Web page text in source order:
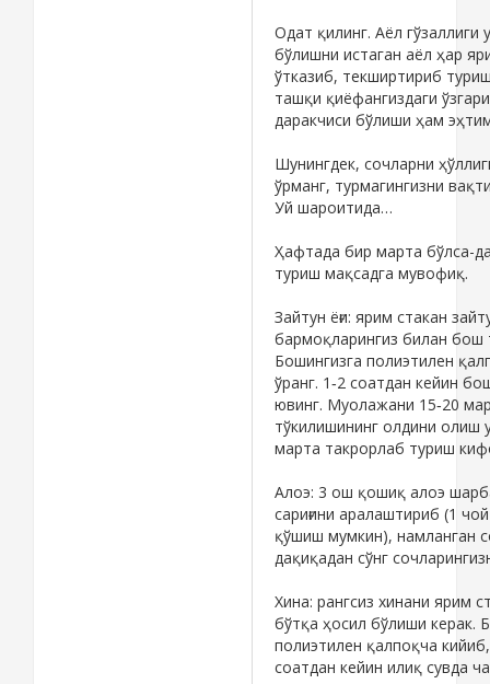
Одат қилинг. Аёл гўзаллиги
бўлишни истаган аёл ҳар
ўтказиб, текширтириб
ташқи қиёфангиздаги
даракчиси бўлиши ҳам
Шунингдек, сочларни
ўрманг, турмагингизни
Уй шароитида…
Ҳафтада бир марта бўлса-
туриш мақсадга мувофиқ.
Зайтун ёғи: ярим стакан
бармоқларингиз билан бош
Бошингизга полиэтилен
ўранг. 1‑2 соатдан кейин
ювинг. Муолажани 15‑20
тўкилишининг олдини олиш
марта такрорлаб туриш
Алоэ: 3 ош қошиқ алоэ
сариғини аралаштириб (1
қўшиш мумкин), намланган
дақиқадан сўнг
Хина: рангсиз хинани ярим
бўтқа ҳосил бўлиши керак.
полиэтилен қалпоқча
соатдан кейин илиқ сувда